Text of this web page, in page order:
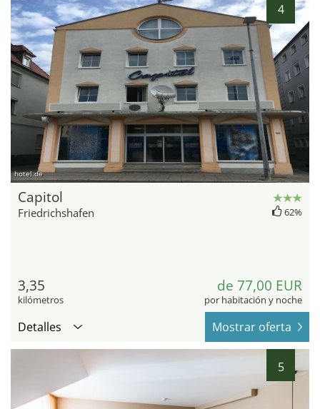
4
hotel.de
Capitol
Friedrichshafen 62%
3,35
kilómetros
de 77,00 EUR
por habitación y noche
Detalles Mostrar oferta
5